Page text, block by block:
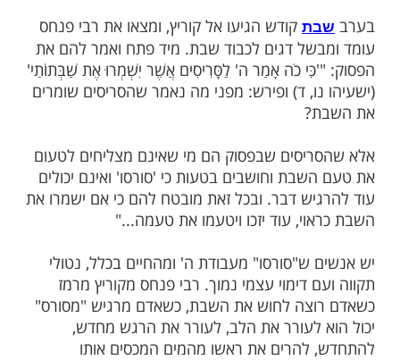
עוד תוכן חדש ומפתיע! התחברו לכל
שלנו בתהילים בלחיצה כאן >>>​
רבי שמלקה מניקלשברג ואחיו רבי
לטעום את הטעם האמיתי של השבת. לשם
קודש הגיעו אל קוריץ, ומצאו את רבי פנחס
כֹה אָמַר ה' לַסָּרִיסִים אֲשֶׁר יִשְׁמְרוּ אֶת שַׁבְּתוֹתַי'
ד) ופירש: מפני מה נאמר שהסריסים שומרים